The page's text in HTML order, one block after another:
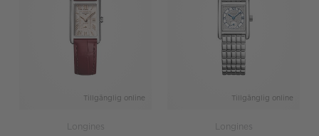
Tillgänglig online
Longines
Tillgänglig online
Longines